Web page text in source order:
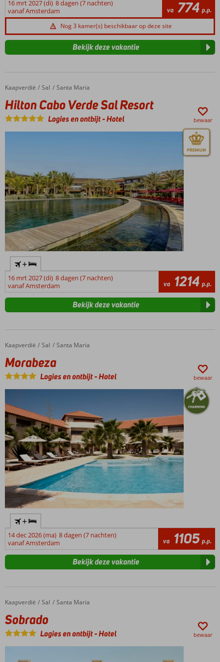
aangename
temperatuur
warme
zeewind
tot
is
het
ideaal
voor
de
te
komen
van
een
actieve
dag
kunt
u
afwisselen
met
een
rustig
boottochtje
naar
Azul.
Tijdens
een
tochtje
langs
koraalrif
en
is
er
zelf
een
dat
u
haaien
spot.
De
echte
avonturier
kan
ondiep
water
tussen
de
16 mrt 2027 (di) 8 dagen (7 nachten)
vanaf Amsterdam
va 774 p.p.
Nog 3 kamer(s) beschikbaar op deze site
Bekijk deze vakantie
Home
Kaapverdië Sal Santa Maria
Hilton Cabo Verde Sal Resort
Hilton Cabo Verde Sal Resort
Logies en ontbijt-Hotel bewaar
+
16 mrt 2027 (di) 8 dagen (7 nachten)
vanaf Amsterdam
va 1214 p.p.
Bekijk deze vakantie
Home
Kaapverdië Sal Santa Maria
Morabeza
Morabeza
Logies en ontbijt-Hotel bewaar
+
14 dec 2026 (ma) 8 dagen (7 nachten)
vanaf Amsterdam
va 1105 p.p.
Bekijk deze vakantie
Home
Kaapverdië Sal Santa Maria
Sobrado
Sobrado
Logies en ontbijt-Hotel bewaar